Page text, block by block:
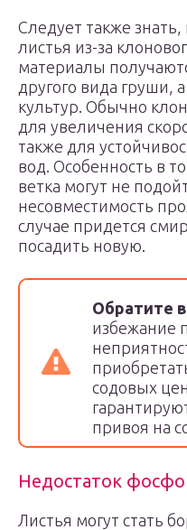
Следует также
листья из-за
материалы
другого вида груши,
культур. Обычно
для увеличения
также для
вод. Особенность в
ветка могут не
несовместимость
случае придется
посадить новую.
Обратите
избежание
содовых
привоя на
Недостаток
Листья могут стать